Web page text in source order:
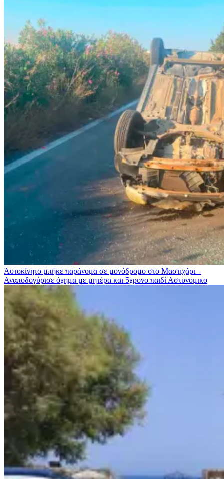
Αυτοκίνητο μπήκε παράνομα σε μονόδρομο στο Μαστιχάρι –
Αναποδογύρισε όχημα με μητέρα και 5χρονο παιδί Αστυνομικο